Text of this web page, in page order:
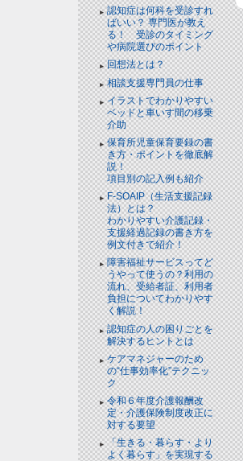
認知症は何科を受診すれ
ばいい？ 専門医が教え
る！ 受診のタイミング
や病院選びのポイント
回想法とは？
相談支援専門員の仕事
イラストでわかりやすい
ベッドと⾞いす間の移乗
介助
保育所児童保育要録の書
き方・ポイントを徹底解
説！
項目別の記入例も紹介
F-SOAIP（生活支援記録
法）とは？
わかりやすい介護記録・
支援経過記録の書き方を
例文付きで紹介！
障害福祉サービスってど
うやって使うの？利用の
流れ、受給者証、利用者
負担についてわかりやす
く解説！
認知症の人の困りごとを
解決するヒントとは
ケアマネジャーのため
の“仕事効率化”テクニッ
ク
令和６年度介護報酬改
定・介護保険制度改正に
対する要望
「生きる・暮らす・より
よく暮らす」を実現する